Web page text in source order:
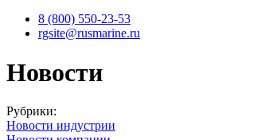
8 (800) 550-23-53
rgsite@rusmarine.ru
Новости
Рубрики:
Новости индустрии